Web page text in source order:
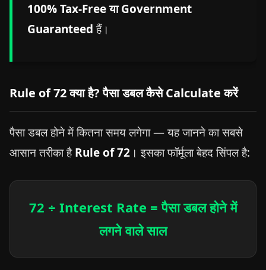
100% Tax-Free या Government
Guaranteedहैं।
Rule of 72 क्या है? पैसा डबल कैसे Calculate करें
पैसा डबल होने में कितना समय लगेगा — यह जानने का सबसे
आसान तरीका हैRule of 72 । इसका फॉर्मूला बेहद सिंपल है:
72 ÷ Interest Rate = पैसा डबल होने में
लगने वाले साल